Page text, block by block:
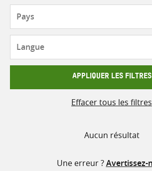
APPLIQUER LES FILTRES
Effacer tous les filtres
Aucun résultat
Une erreur ?Avertissez-